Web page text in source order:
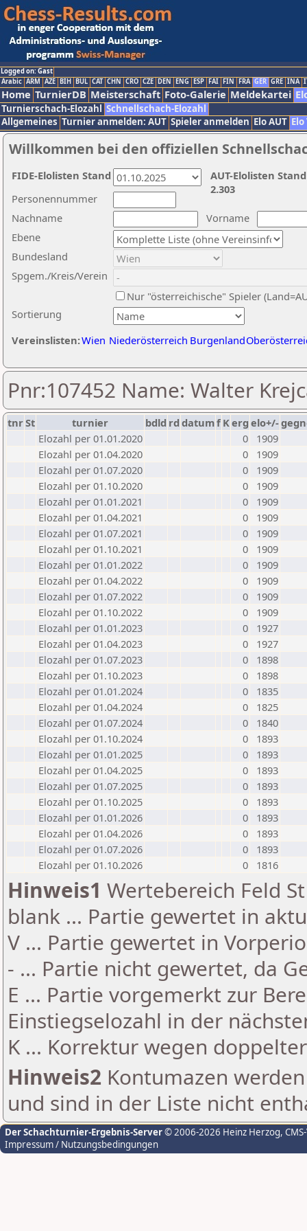
Logged on: Gast
Arabic ARM AZE BIH BUL CAT CHN CRO CZE DEN ENG ESP FAI FIN FRA GER GRE INA
Home TurnierDB Meisterschaft Foto-Galerie Meldekartei
Turnierschach-Elozahl Schnellschach-Elozahl
Allgemeines Turnier anmelden: AUT Spieler anmelden Elo AUT
Willkommen bei den offiziellen
Nachname
Vorname
Ebene
Sortierung
Personennummer
Bundesland
Spgem./Kreis/Verein
Nur "österreichische" Spieler
Vereinslisten:Wien Niederösterreich Burgenland
AUT-Elolisten
2.303
FIDE-Elolisten Stand
Pnr:107452 Name: Walter
tnrSt turnier bdld rd datumf Kerg elo+/-
Elozahl per 01.01.2020
0
1909
Elozahl per 01.04.2020
0
1909
Elozahl per 01.07.2020
0
1909
Elozahl per 01.10.2020
0
1909
Elozahl per 01.01.2021
0
1909
Elozahl per 01.04.2021
0
1909
Elozahl per 01.07.2021
0
1909
Elozahl per 01.10.2021
0
1909
Elozahl per 01.01.2022
0
1909
Elozahl per 01.04.2022
0
1909
Elozahl per 01.07.2022
0
1909
Elozahl per 01.10.2022
0
1909
Elozahl per 01.01.2023
0
1927
Elozahl per 01.04.2023
0
1927
Elozahl per 01.07.2023
0
1898
Elozahl per 01.10.2023
0
1898
Elozahl per 01.01.2024
0
1835
Elozahl per 01.04.2024
0
1825
Elozahl per 01.07.2024
0
1840
Elozahl per 01.10.2024
0
1893
Elozahl per 01.01.2025
0
1893
Elozahl per 01.04.2025
0
1893
Elozahl per 01.07.2025
0
1893
Elozahl per 01.10.2025
0
1893
Elozahl per 01.01.2026
0
1893
Elozahl per 01.04.2026
0
1893
Elozahl per 01.07.2026
0
1893
Elozahl per 01.10.2026
0 1816
Hinweis1 Wertebereich Feld
blank ... Partie gewertet in
V ... Partie gewertet in
- ... Partie nicht gewertet, da
E ... Partie vorgemerkt zur
Einstiegselozahl in der
K ... Korrektur wegen
Hinweis2 Kontumazen
und sind in der Liste nicht
Der Schachturnier-Ergebnis-Server© 2006-2026 Heinz Herzog,
Impressum / Nutzungsbedingungen